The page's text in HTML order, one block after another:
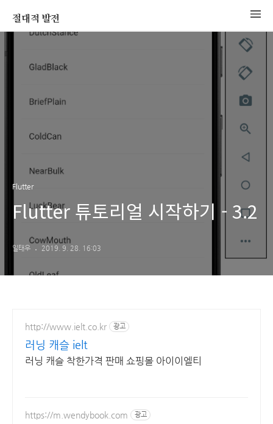
절대적 발전
Flutter
Flutter 튜토리얼 시작하기 - 3.2
일태우 2019. 9. 28. 16:03
http://www.ielt.co.kr 광고
러닝 캐슬 ielt
러닝 캐슬 착한가격 판매 쇼핑몰 아이이엘티
https://m.wendybook.com 광고